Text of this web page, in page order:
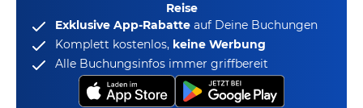
Reise
Exklusive App-Rabatte auf Deine Buchungen
Komplett kostenlos, keine Werbung
Alle Buchungsinfos immer griffbereit